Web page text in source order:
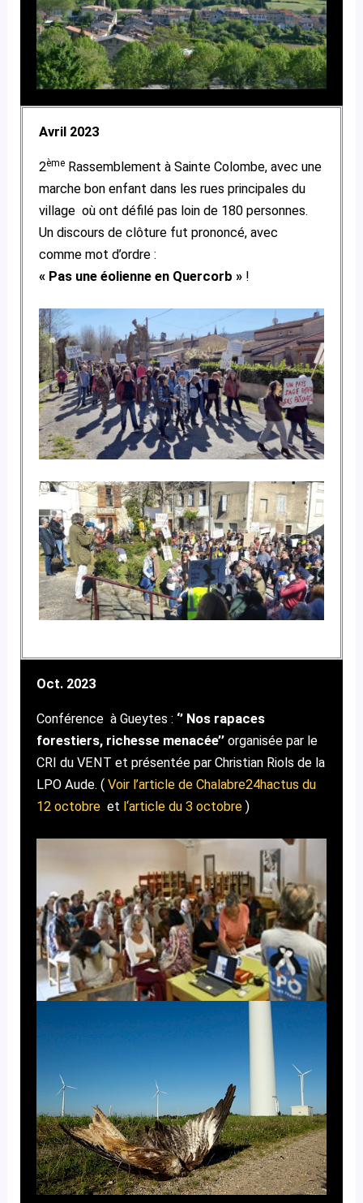
Avril 2023
2ème Rassemblement à Sainte Colombe, avec une
marche bon enfant dans les rues principales du
village où ont défilé pas loin de 180 personnes.
Un discours de clôture fut prononcé, avec
comme mot d’ordre :
« Pas une éolienne en Quercorb » !
Oct. 2023
Conférence à Gueytes : ‘’ Nos rapaces
forestiers, richesse menacée’’organisée par le
CRI du VENT et présentée par Christian Riols de la
LPO Aude. (Voir l’article de Chalabre24hactus du
12 octobreet l‘article du 3 octobre )